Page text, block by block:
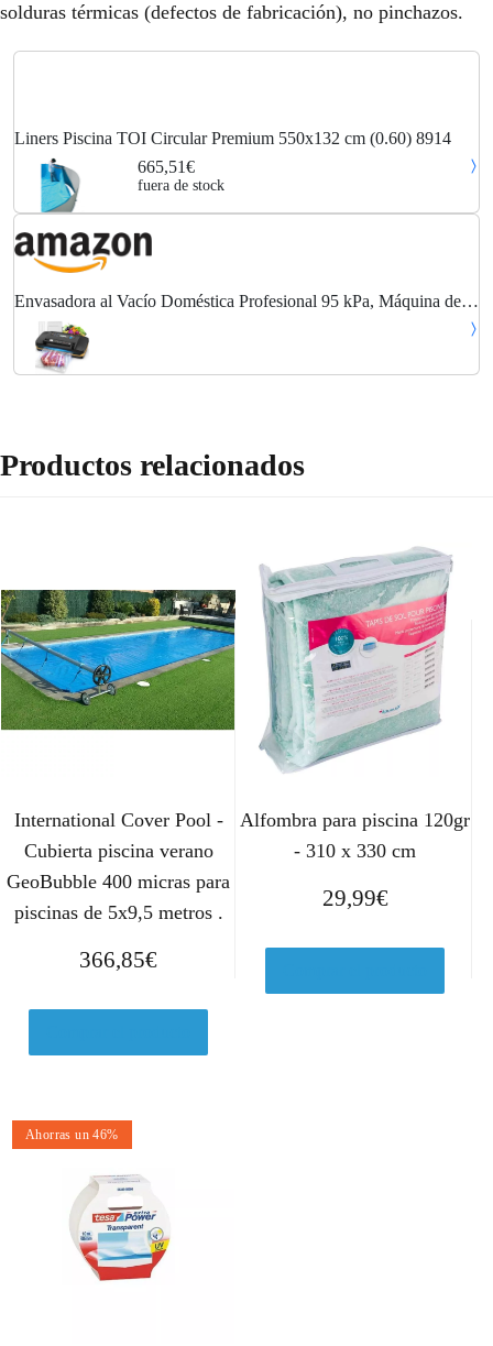
solduras térmicas (defectos de fabricación), no pinchazos.
Liners Piscina TOI Circular Premium 550x132 cm (0.60) 8914
665,51€
fuera de stock
Envasadora al Vacío Doméstica Profesional 95 kPa, Máquina de
Envasar al Vacío para Alimentos 18 en 1, Selladora al Vacío con
Doble Sellado, Cortador...
Productos relacionados
International Cover Pool -
Cubierta piscina verano
GeoBubble 400 micras para
piscinas de 5x9,5 metros .
366,85€
Alfombra para piscina 120gr
- 310 x 330 cm
29,99€
Ahorras un 46%